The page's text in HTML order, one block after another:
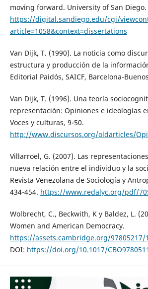
moving forward. University of San
https://digital.sandiego.edu/cgi/
article=1058&context=dissertations
Van Dijk, T. (1990). La noticia como
estructura y producción de la
Editorial Paidós, SAICF, Barcelona-
Van Dijk, T. (1996). Una teoría
representación: Opiniones e ideologías
Voces y culturas, 9-50.
http://www.discursos.org/oldarticles/
Villarroel, G. (2007). Las
nueva relación entre el individuo y la
Revista Venezolana de Sociología y
434-454. https://www.redalyc.org/pdf/
Wolbrecht, C., Beckwith, K y Baldez, L.
Women and American Democracy.
https://assets.cambridge.org/97805217/
DOI: https://doi.org/10.1017/